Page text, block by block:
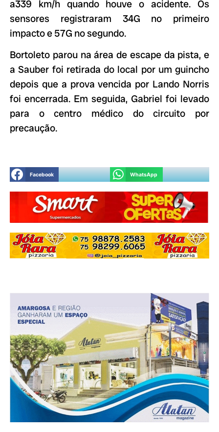
a339 km/h quando houve o acidente. Os
sensores registraram 34G no primeiro
impacto e 57G no segundo.
Bortoleto parou na área de escape da pista, e
a Sauber foi retirada do local por um guincho
depois que a prova vencida por Lando Norris
foi encerrada. Em seguida, Gabriel foi levado
para o centro médico do circuito por
precaução.
Facebook WhatsApp